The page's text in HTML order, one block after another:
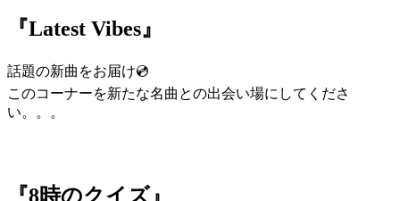
『Latest Vibes』
話題の新曲をお届け💿
このコーナーを新たな名曲との出会い場にしてくださ
い。。。
『8時のクイズ』